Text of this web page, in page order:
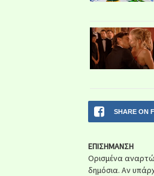
SHARE ON
ΕΠΙΣΗΜΑΝΣΗ
Ορισμένα
δημόσια. Αν